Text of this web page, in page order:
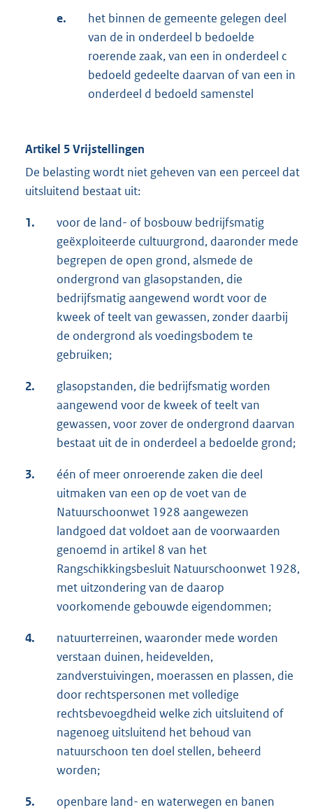
e.
het binnen de gemeente gelegen deel
van de in onderdeel b bedoelde
roerende zaak, van een in onderdeel c
bedoeld gedeelte daarvan of van een in
onderdeel d bedoeld samenstel
Artikel 5 Vrijstellingen
De belasting wordt niet geheven van een perceel dat
uitsluitend bestaat uit:
1.
voor de land- of bosbouw bedrijfsmatig
geëxploiteerde cultuurgrond, daaronder mede
begrepen de open grond, alsmede de
ondergrond van glasopstanden, die
bedrijfsmatig aangewend wordt voor de
kweek of teelt van gewassen, zonder daarbij
de ondergrond als voedingsbodem te
gebruiken;
2.
glasopstanden, die bedrijfsmatig worden
aangewend voor de kweek of teelt van
gewassen, voor zover de ondergrond daarvan
bestaat uit de in onderdeel a bedoelde grond;
3.
één of meer onroerende zaken die deel
uitmaken van een op de voet van de
Natuurschoonwet 1928 aangewezen
landgoed dat voldoet aan de voorwaarden
genoemd in artikel 8 van het
Rangschikkingsbesluit Natuurschoonwet 1928,
met uitzondering van de daarop
voorkomende gebouwde eigendommen;
4.
natuurterreinen, waaronder mede worden
verstaan duinen, heidevelden,
zandverstuivingen, moerassen en plassen, die
door rechtspersonen met volledige
rechtsbevoegdheid welke zich uitsluitend of
nagenoeg uitsluitend het behoud van
natuurschoon ten doel stellen, beheerd
worden;
5.
openbare land- en waterwegen en banen